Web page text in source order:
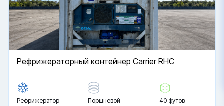
Рефрижераторный контейнер Carrier RHC
Рефрижератор Поршневой 40 футов